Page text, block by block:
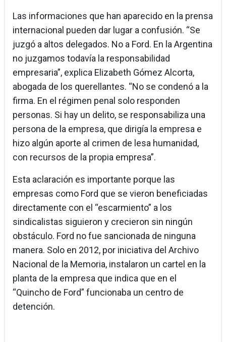
Las informaciones que han aparecido en la prensa
internacional pueden dar lugar a confusión. “Se
juzgó a altos delegados. No a Ford. En la Argentina
no juzgamos todavía la responsabilidad
empresaria”, explica Elizabeth Gómez Alcorta,
abogada de los querellantes. “No se condenó a la
firma. En el régimen penal solo responden
personas. Si hay un delito, se responsabiliza una
persona de la empresa, que dirigía la empresa e
hizo algún aporte al crimen de lesa humanidad,
con recursos de la propia empresa”.
Esta aclaración es importante porque las
empresas como Ford que se vieron beneficiadas
directamente con el “escarmiento” a los
sindicalistas siguieron y crecieron sin ningún
obstáculo. Ford no fue sancionada de ninguna
manera. Solo en 2012, por iniciativa del Archivo
Nacional de la Memoria, instalaron un cartel en la
planta de la empresa que indica que en el
“Quincho de Ford” funcionaba un centro de
detención.